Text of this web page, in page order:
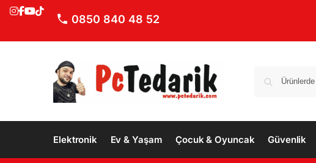
0850 840 48 52
Elektronik Ev & Yaşam Çocuk & Oyuncak Güvenlik